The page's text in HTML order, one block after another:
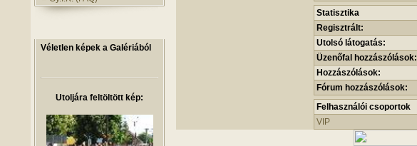
Véletlen képek a Galériából
Utoljára feltöltött kép:
Statisztika
Regisztrált:
Utolsó látogatás:
Üzenőfal hozzászólások:
Hozzászólások:
Fórum hozzászólások:
Felhasználói csoportok
VIP